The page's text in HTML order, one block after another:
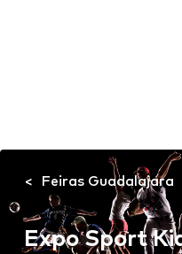
Feiras Guadalajara
Expo Sport